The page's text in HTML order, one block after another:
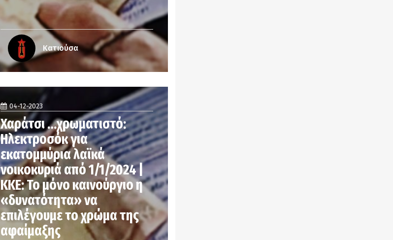
Κατιούσα
04-12-2023
Χαράτσι …χρωματιστό:
Ηλεκτροσόκ για
εκατομμύρια λαϊκά
νοικοκυριά από 1/1/2024 |
ΚΚΕ: Το μόνο καινούργιο η
«δυνατότητα» να
επιλέγουμε το χρώμα της
αφαίμαξης